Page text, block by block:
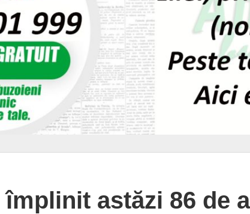
astăzi 86 de